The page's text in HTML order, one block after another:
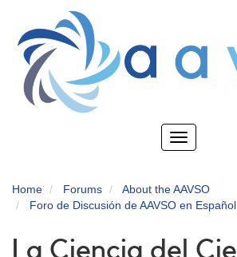
main
content
Toggle
Home Forums
About the AAVSO
Foro de Discusión de AAVSO en Español
La Ciencia del